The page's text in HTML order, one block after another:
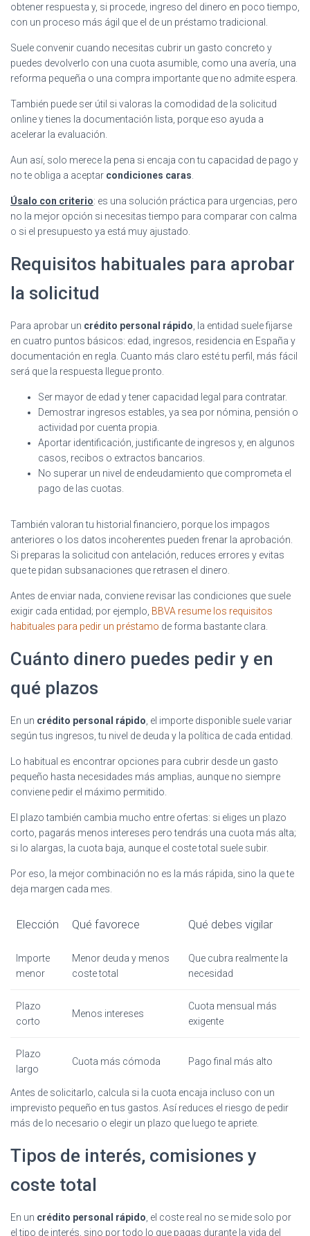
obtener respuesta y, si procede, ingreso del dinero en poco tiempo,
con un proceso más ágil que el de un préstamo tradicional.
Suele convenir cuando necesitas cubrir un gasto concreto y
puedes devolverlo con una cuota asumible, como una avería, una
reforma pequeña o una compra importante que no admite espera.
También puede ser útil si valoras la comodidad de la solicitud
online y tienes la documentación lista, porque eso ayuda a
acelerar la evaluación.
Aun así, solo merece la pena si encaja con tu capacidad de pago y
no te obliga a aceptar condiciones caras
Úsalo con criterio: es una solución práctica para urgencias, pero
no la mejor opción si necesitas tiempo para comparar con calma
o si el presupuesto ya está muy ajustado.
Requisitos habituales para aprobar
la solicitud
Para aprobar un crédito personal rápido , la entidad suele fijarse
en cuatro puntos básicos: edad, ingresos, residencia en España y
documentación en regla. Cuanto más claro esté tu perfil, más fácil
será que la respuesta llegue pronto.
Ser mayor de edad y tener capacidad legal para contratar.
Demostrar ingresos estables, ya sea por nómina, pensión o
actividad por cuenta propia.
Aportar identificación, justificante de ingresos y, en algunos
casos, recibos o extractos bancarios.
No superar un nivel de endeudamiento que comprometa el
pago de las cuotas.
También valoran tu historial financiero, porque los impagos
anteriores o los datos incoherentes pueden frenar la aprobación.
Si preparas la solicitud con antelación, reduces errores y evitas
que te pidan subsanaciones que retrasen el dinero.
Antes de enviar nada, conviene revisar las condiciones que suele
exigir cada entidad; por ejemplo, BBVA resume los requisitos
habituales para pedir un préstamo de forma bastante clara.
Cuánto dinero puedes pedir y en
qué plazos
En un crédito personal rápido , el importe disponible suele variar
según tus ingresos, tu nivel de deuda y la política de cada entidad.
Lo habitual es encontrar opciones para cubrir desde un gasto
pequeño hasta necesidades más amplias, aunque no siempre
conviene pedir el máximo permitido.
El plazo también cambia mucho entre ofertas: si eliges un plazo
corto, pagarás menos intereses pero tendrás una cuota más alta;
si lo alargas, la cuota baja, aunque el coste total suele subir.
Por eso, la mejor combinación no es la más rápida, sino la que te
deja margen cada mes.
Elección Qué favorece Qué debes vigilar
Importe
menor
Menor deuda y menos
coste total
Que cubra realmente la
necesidad
Plazo
corto
Menos intereses
Cuota mensual más
exigente
Plazo
largo
Cuota más cómoda Pago final más alto
Antes de solicitarlo, calcula si la cuota encaja incluso con un
imprevisto pequeño en tus gastos. Así reduces el riesgo de pedir
más de lo necesario o elegir un plazo que luego te apriete.
Tipos de interés, comisiones y
coste total
En un crédito personal rápido , el coste real no se mide solo por
el tipo de interés, sino por todo lo que pagas durante la vida del